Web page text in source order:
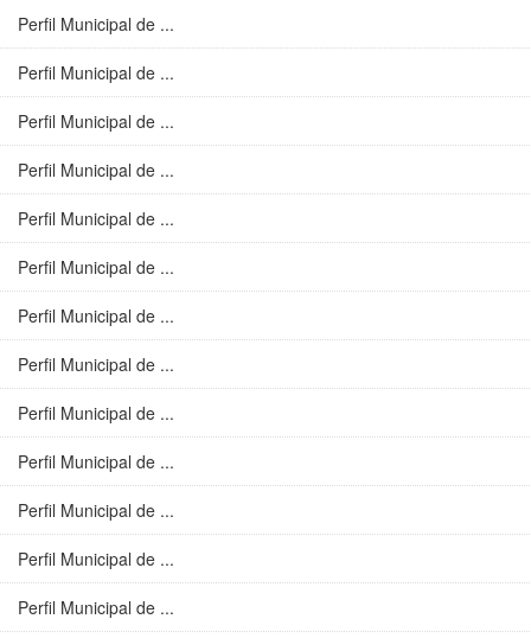
Perfil Municipal de ...
Perfil Municipal de ...
Perfil Municipal de ...
Perfil Municipal de ...
Perfil Municipal de ...
Perfil Municipal de ...
Perfil Municipal de ...
Perfil Municipal de ...
Perfil Municipal de ...
Perfil Municipal de ...
Perfil Municipal de ...
Perfil Municipal de ...
Perfil Municipal de ...